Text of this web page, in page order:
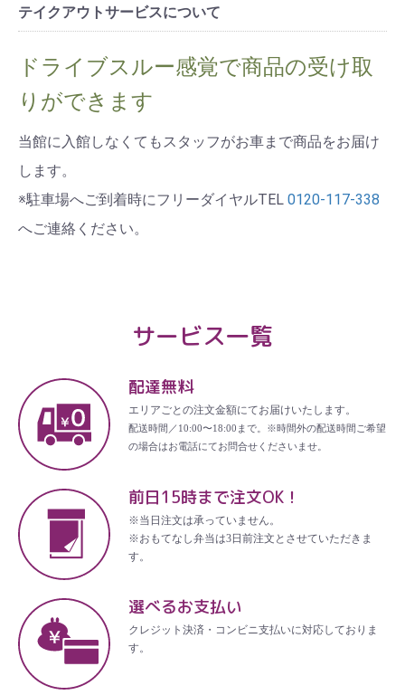
テイクアウトサービスについて
ドライブスルー感覚で商品の受け取
りができます
当館に入館しなくてもスタッフがお車まで商品をお届け
します。
※駐車場へご到着時にフリーダイヤルTEL 0120-117-338
へご連絡ください。
サービス一覧
配達無料
エリアごとの注文金額にてお届けいたします。
配送時間／10:00〜18:00まで。※時間外の配送時間ご希望
の場合はお電話にてお問合せくださいませ。
前日15時まで注文OK！
※当日注文は承っていません。
※おもてなし弁当は3日前注文とさせていただきま
す。
選べるお支払い
クレジット決済・コンビニ支払いに対応しておりま
す。